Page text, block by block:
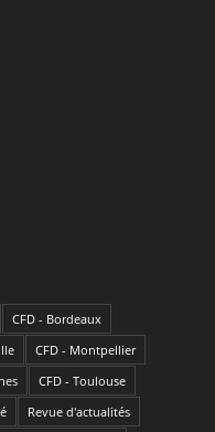
CFD - Bordeaux
CFD - Montpellier
CFD - Toulouse
Revue d'actualités